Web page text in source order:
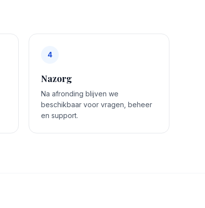
4
Nazorg
Na afronding blijven we
beschikbaar voor vragen, beheer
en support.